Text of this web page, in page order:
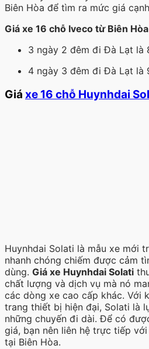
Biên Hòa để tìm ra mức giá
Giá xe 16 chỗ Iveco từ Biên
3 ngày 2 đêm đi Đà Lạt là
4 ngày 3 đêm đi Đà Lạt là
Giá xe 16 chỗ Huynhdai
Huynhdai Solati là mẫu xe mới
nhanh chóng chiếm được cảm
dùng. Giá xe Huynhdai Solati
chất lượng và dịch vụ mà nó
các dòng xe cao cấp khác. Với
trang thiết bị hiện đại, Solati là
những chuyến đi dài. Để có
giá, bạn nên liên hệ trực tiếp
tại Biên Hòa.